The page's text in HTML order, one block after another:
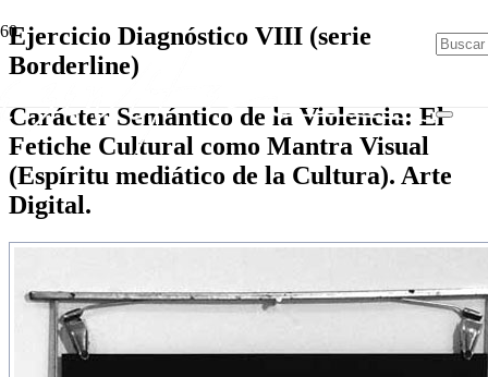
Ejercicio Diagnóstico VIII (serie
Borderline)
Carácter Semántico de la Violencia: El
Fetiche Cultural como Mantra Visual
(Espíritu mediático de la Cultura). Arte
Digital.